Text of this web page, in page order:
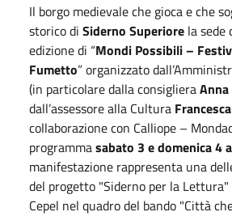
Il borgo medievale che gioca e che
storico di Siderno Superiore la sede
edizione di “Mondi Possibili –
Fumetto” organizzato
(in particolare dalla consigliera
dall’assessore alla Cultura
collaborazione con Calliope –
programmasabato 3 e domenica 4
manifestazione rappresenta una
del progetto "Siderno per la
Cepel nel quadro del bando "Città